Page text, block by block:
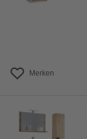
Merken